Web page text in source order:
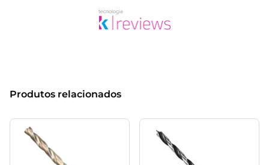
Produtos relacionados